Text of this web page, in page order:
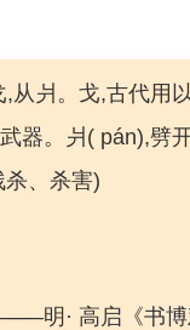
从爿。戈,古代用以
器。爿( pán),劈
杀、杀害)
明· 高启《书博